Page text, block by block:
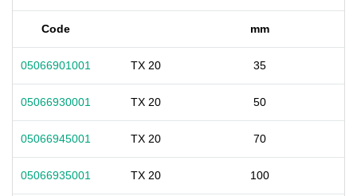
Code mm
05066901001 TX 20 35
05066930001 TX 20 50
05066945001 TX 20 70
05066935001 TX 20 100